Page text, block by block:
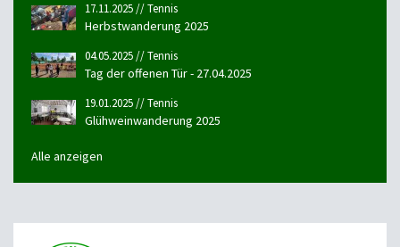
17.11.2025 // Tennis
Herbstwanderung 2025
04.05.2025 // Tennis
Tag der offenen Tür - 27.04.2025
19.01.2025 // Tennis
Glühweinwanderung 2025
Alle anzeigen